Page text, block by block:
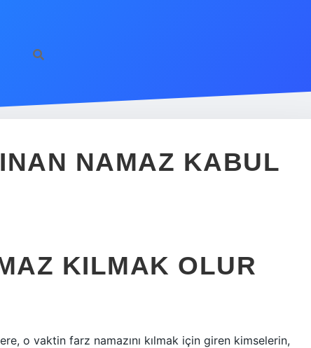
NAMAZ KABUL
KILMAK OLUR
o vaktin farz namazını kılmak için giren kimselerin,